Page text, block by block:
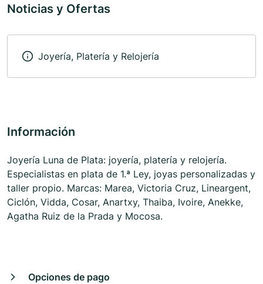
Noticias y Ofertas
Joyería, Platería y Relojería
Información
Joyería Luna de Plata: joyería, platería y relojería.
Especialistas en plata de 1.ª Ley, joyas personalizadas y
taller propio. Marcas: Marea, Victoria Cruz, Lineargent,
Ciclón, Vidda, Cosar, Anartxy, Thaiba, Ivoire, Anekke,
Agatha Ruiz de la Prada y Mocosa.
Opciones de pago